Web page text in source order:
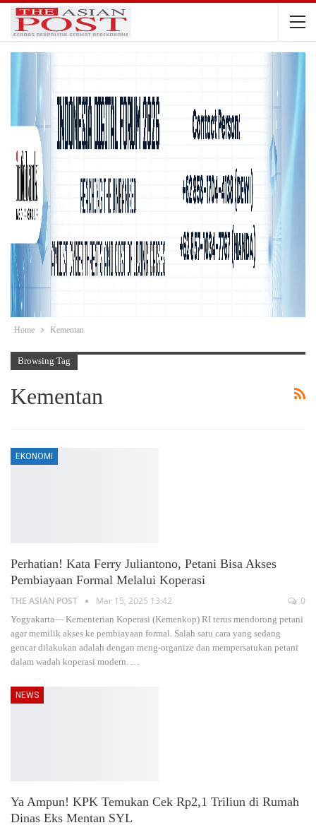
Home Kementan
Browsing Tag
Kementan
EKONOMI
Perhatian! Kata Ferry Juliantono, Petani Bisa Akses
Pembiayaan Formal Melalui Koperasi
THE ASIAN POST Mar 15, 2025 13:42 0
Yogyakarta— Kementerian Koperasi (Kemenkop) RI terus mendorong petani
agar memilik akses ke pembiayaan formal. Salah satu cara yang sedang
gencar dilakukan adalah dengan meng-organize dan mempersatukan petani
dalam wadah koperasi modern.
NEWS
Ya Ampun! KPK Temukan Cek Rp2,1 Triliun di Rumah
Dinas Eks Mentan SYL